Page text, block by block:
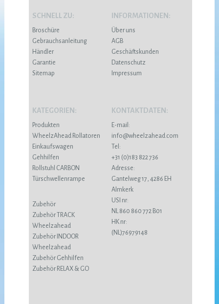
SCHNELL ZU:
Broschüre
Gebrauchsanleitung
Händler
Garantie
Sitemap
INFORMATIONEN:
Über uns
AGB
Geschäftskunden
Datenschutz
Impressum
KATEGORIEN:
Produkten
WheelzAhead Rollatoren
Einkaufswagen
Gehhilfen
Rollstuhl CARBON
Türschwellenrampe
Zubehör
Zubehör TRACK
Wheelzahead
Zubehör INDOOR
Wheelzahead
Zubehör Gehhilfen
Zubehör RELAX & GO
KONTAKTDATEN:
E-mail:
info@wheelzahead.com
Tel:
+31 (0)183 822 736
Adresse:
Gantelweg 17, 4286 EH
Almkerk
USI nr:
NL 860 860 772 B01
HK nr:
(NL)76979148